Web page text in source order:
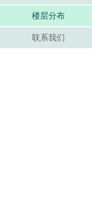
楼层分布
联系我们